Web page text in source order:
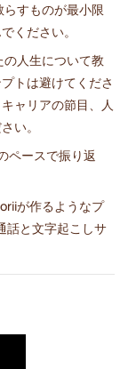
らすものが最小限
ください。
の人生について教
トは避けてくださ
ャリアの節目、人
い。
ペースで振り返
が作るようなプ
話と文字起こしサ